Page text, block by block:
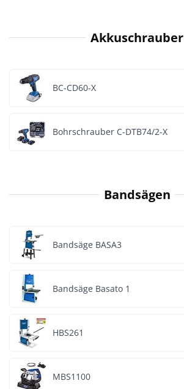
Akkuschrauber
BC-CD60-X
Bohrschrauber C-DTB74/2-X
Bandsägen
Bandsäge BASA3
Bandsäge Basato 1
HBS261
MBS1100